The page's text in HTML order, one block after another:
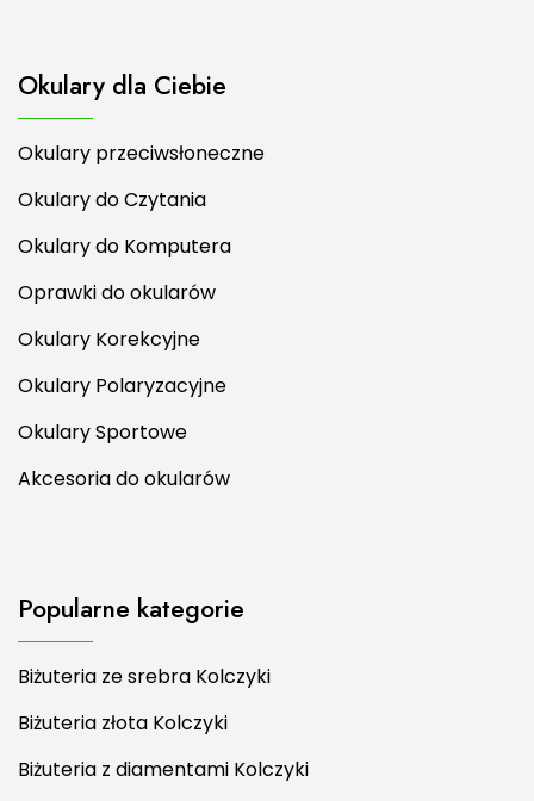
Okulary dla Ciebie
Okulary przeciwsłoneczne
Okulary do Czytania
Okulary do Komputera
Oprawki do okularów
Okulary Korekcyjne
Okulary Polaryzacyjne
Okulary Sportowe
Akcesoria do okularów
Popularne kategorie
Biżuteria ze srebra Kolczyki
Biżuteria złota Kolczyki
Biżuteria z diamentami Kolczyki